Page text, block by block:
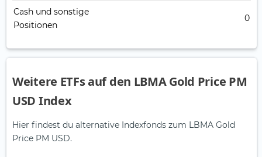
Cash und sonstige
Positionen
0
Weitere ETFs auf den LBMA Gold Price PM
USD Index
Hier findest du alternative Indexfonds zum LBMA Gold
Price PM USD.